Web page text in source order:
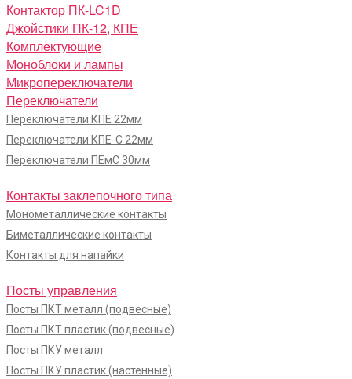
Контактор ПК-LC1D
Джойстики ПК-12, КПЕ
Комплектующие
Моноблоки и лампы
Микропереключатели
Переключатели
Переключатели КПЕ 22мм
Переключатели КПЕ-С 22мм
Переключатели ПЕмС 30мм
Контакты заклепочного типа
Монометаллические контакты
Биметаллические контакты
Контакты для напайки
Посты управления
Посты ПКТ металл (подвесные)
Посты ПКТ пластик (подвесные)
Посты ПКУ металл
Посты ПКУ пластик (настенные)